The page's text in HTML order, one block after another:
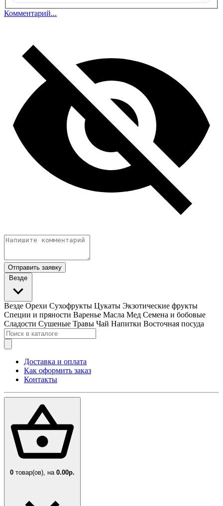
Комментарий...
Отправить заявку
Везде
Везде Орехи Сухофрукты Цукаты Экзотические фрукты
Специи и пряности Варенье Масла Мед Семена и бобовые
Сладости Сушеные Травы Чай Напитки Восточная посуда
Доставка и оплата
Как оформить заказ
Контакты
0 товар(ов), на 0.00р.